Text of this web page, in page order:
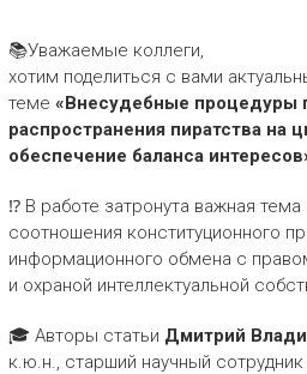
📚Уважаемые коллеги,
хотим поделиться с вами
теме «Внесудебные процедуры
распространения пиратства на
обеспечение баланса
⁉ В работе затронута важная тема
соотношения конституционного
информационного обмена с
и охраной интеллектуальной
🎓 Авторы статьи Дмитрий
к.ю.н., старший научный